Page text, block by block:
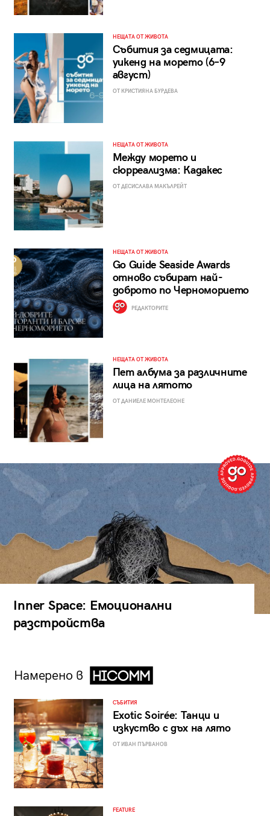
НЕЩАТА ОТ ЖИВОТА
Събития за седмицата:
уикенд на морето (6–9
август)
ОТ КРИСТИЯНА БУРДЕВА
НЕЩАТА ОТ ЖИВОТА
Между морето и
сюрреализма: Кадакес
ОТ ДЕСИСЛАВА МАКЪЛРЕЙТ
НЕЩАТА ОТ ЖИВОТА
Go Guide Seaside Awards
отново събират най-
доброто по Черноморието
РЕДАКТОРИТЕ
НЕЩАТА ОТ ЖИВОТА
Пет албума за различните
лица на лятото
ОТ ДАНИЕЛЕ МОНТЕЛЕОНЕ
Inner Space: Емоционални
разстройства
Намерено в
СЪБИТИЯ
Exotic Soirée: Танци и
изкуство с дъх на лято
ОТ ИВАН ПЪРВАНОВ
FEATURE